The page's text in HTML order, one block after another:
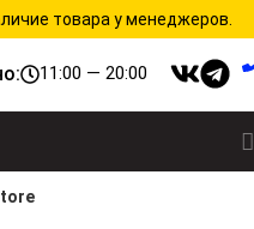
товара у менеджеров.
11:00 — 20:00